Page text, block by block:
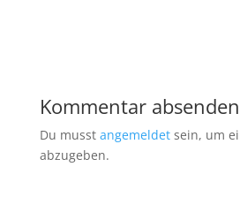
Kommentar absenden
Du musst angemeldetsein, um
abzugeben.